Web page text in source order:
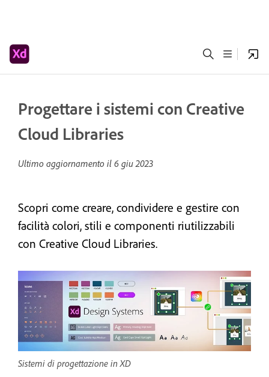
Progettare i sistemi con Creative
Cloud Libraries
Ultimo aggiornamento il 6 giu 2023
Scopri come creare, condividere e gestire con
facilità colori, stili e componenti riutilizzabili
con Creative Cloud Libraries.
Sistemi di progettazione in XD